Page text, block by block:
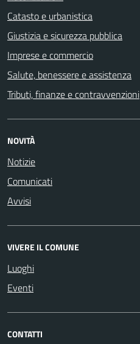
Catasto e urbanistica
Giustizia e sicurezza pubblica
Imprese e commercio
Salute, benessere e assistenza
Tributi, finanze e contravvenzioni
NOVITÀ
Notizie
Comunicati
Avvisi
VIVERE IL COMUNE
Luoghi
Eventi
CONTATTI